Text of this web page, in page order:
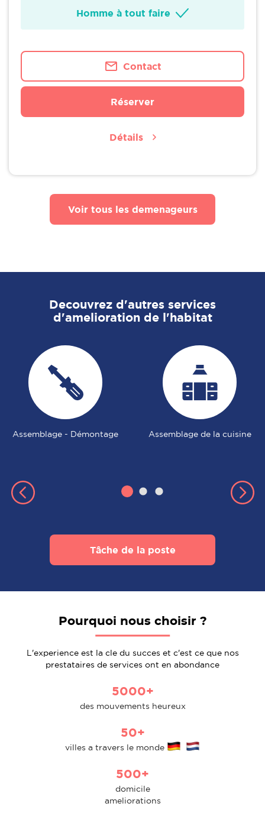
Homme à tout faire
Contact
Réserver
Détails
Voir tous les demenageurs
Decouvrez d'autres services
d'amelioration de l'habitat
Assemblage - Démontage Assemblage de la cuisine
Tâche de la poste
Pourquoi nous choisir ?
L'experience est la cle du succes et c'est ce que nos
prestataires de services ont en abondance
5000+
des mouvements heureux
50+
villes a travers le monde
500+
domicile
ameliorations